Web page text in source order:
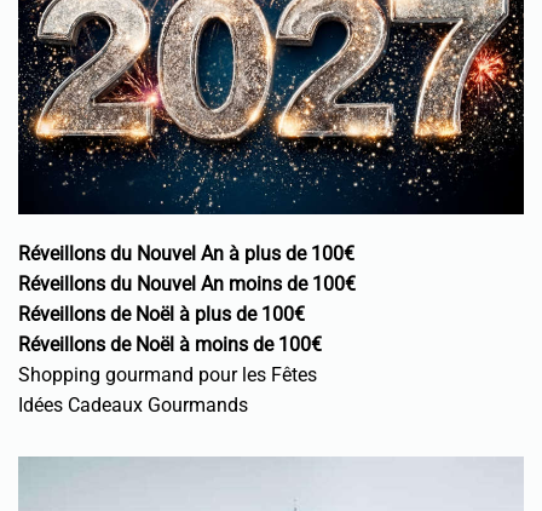
Réveillons du Nouvel An à plus de 100€
Réveillons du Nouvel An moins de 100€
Réveillons de Noël à plus de 100€
Réveillons de Noël à moins de 100€
Shopping gourmand pour les Fêtes
Idées Cadeaux Gourmands